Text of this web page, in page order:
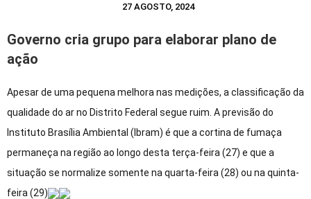
27 AGOSTO, 2024
Governo cria grupo para elaborar plano de
ação
Apesar de uma pequena melhora nas medições, a classificação da
qualidade do ar no Distrito Federal segue ruim. A previsão do
Instituto Brasília Ambiental (Ibram) é que a cortina de fumaça
permaneça na região ao longo desta terça-feira (27) e que a
situação se normalize somente na quarta-feira (28) ou na quinta-
feira (29)